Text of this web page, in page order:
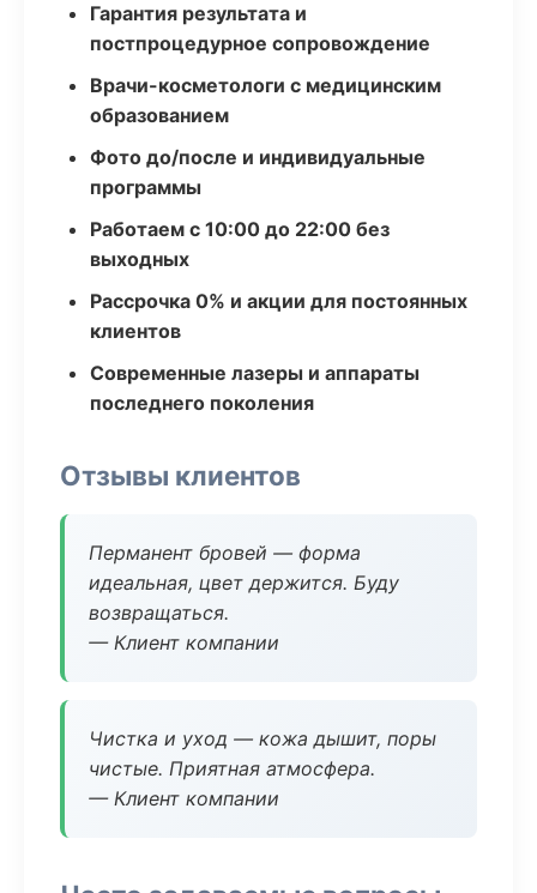
Гарантия результата и
постпроцедурное сопровождение
Врачи-косметологи с медицинским
образованием
Фото до/после и индивидуальные
программы
Работаем с 10:00 до 22:00 без
выходных
Рассрочка 0% и акции для постоянных
клиентов
Современные лазеры и аппараты
последнего поколения
Отзывы клиентов
Перманент бровей — форма
идеальная, цвет держится. Буду
возвращаться.
— Клиент компании
Чистка и уход — кожа дышит, поры
чистые. Приятная атмосфера.
— Клиент компании